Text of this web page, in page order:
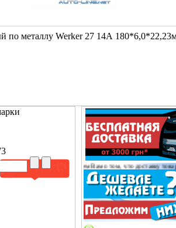
по металлу Werker 27 14А
Сообщаем Вам о том, что доставку товаров/заказов